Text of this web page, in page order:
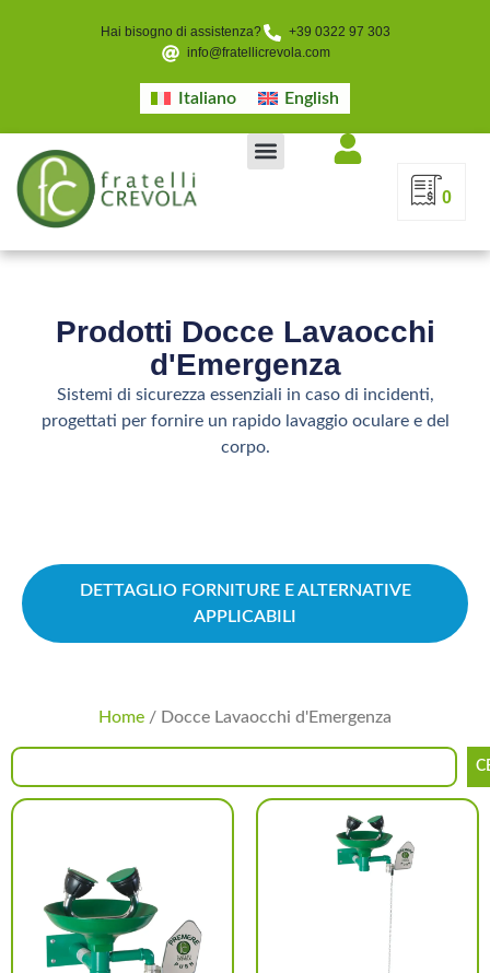
Hai bisogno di assistenza?
+39 0322 97 303
info@fratellicrevola.com
Italiano English
0
Prodotti Docce Lavaocchi
d'Emergenza
Sistemi di sicurezza essenziali in caso di incidenti,
progettati per fornire un rapido lavaggio oculare e del
corpo.
DETTAGLIO FORNITURE E ALTERNATIVE
APPLICABILI
Home / Docce Lavaocchi d'Emergenza